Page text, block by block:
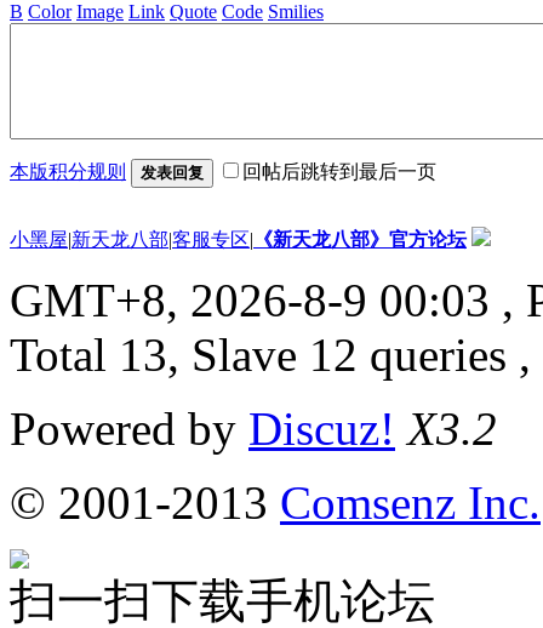
B Color Image Link Quote Code Smilies
本版积分规则 发表回复 回帖后跳转到最后一页
小黑屋|新天龙八部|客服专区| 《新天龙八部》官方论坛
GMT+8, 2026-8-9 00:03 ,
Total 13, Slave 12 queries
Powered by Discuz! X3.2
© 2001-2013 Comsenz Inc.
扫一扫下载手机论坛